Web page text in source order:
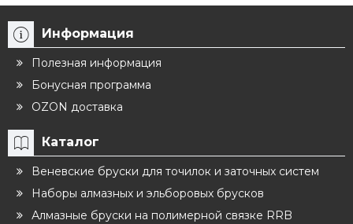
Информация
Полезная информация
Бонусная программа
OZON доставка
Каталог
Веневские бруски для точилок и заточных систем
Наборы алмазных и эльборовых брусков
Алмазные бруски на полимерной связке RRB